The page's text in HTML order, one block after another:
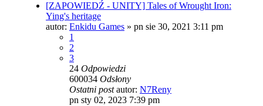
[ZAPOWIEDŹ - UNITY] Tales of Wrought Iron:
Ying's heritage
autor: Enkidu Games » pn sie 30, 2021 3:11 pm
1
2
3
24 Odpowiedzi
600034 Odsłony
Ostatni postautor: N7Reny
pn sty 02, 2023 7:39 pm